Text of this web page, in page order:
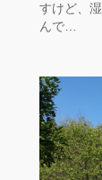
すけど、
んで…